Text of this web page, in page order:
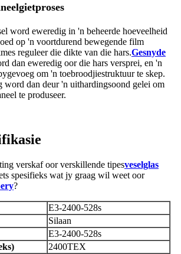
word eweredig in 'n beheerde hoeveelheid
op 'n voortdurend bewegende film
reguleer die dikte van die hars.Gesnyde
dan eweredig oor die hars versprei, en 'n
om 'n toebroodjiestruktuur te skep.
word dan deur 'n uithardingsoond gelei om
te produseer.
verskaf oor verskillende tipesveselglas
spesifieks wat jy graag wil weet oor
?
E3-2400-528s
Silaan
E3-2400-528s
2400TEX